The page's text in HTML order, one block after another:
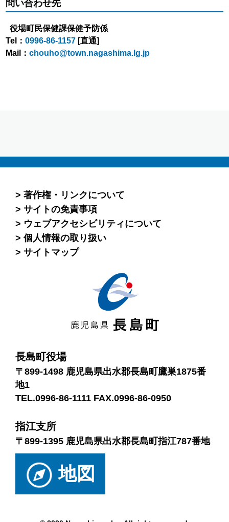
問い合わせ先
役場町民保健課保健予防係
Tel：0996-86-1157 [直通]
Mail：chouho@town.nagashima.lg.jp
著作権・リンクについて
サイトの免責事項
ウェブアクセシビリティについて
個人情報の取り扱い
サイトマップ
長島町役場
〒899-1498 鹿児島県出水郡長島町鷹巣1875番
地1
TEL.0996-86-1111 FAX.0996-86-0950
指江支所
〒899-1395 鹿児島県出水郡長島町指江787番地
地図